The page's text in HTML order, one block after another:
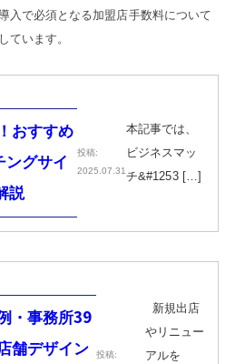
入で必須となる加盟店手数料について
ています。
おすすめ
ングサイ
説
投稿:
2025.07.31
本記事では、
ビジネスマッ
チ&#1253 […]
・事務所39
舗デザイン
投稿:
新規出店
やリニュー
アルを